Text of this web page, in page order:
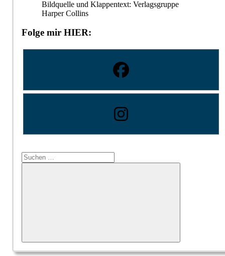
Bildquelle und Klappentext: Verlagsgruppe
Harper Collins
Folge mir HIER:
Suchen
nach:
Suchen